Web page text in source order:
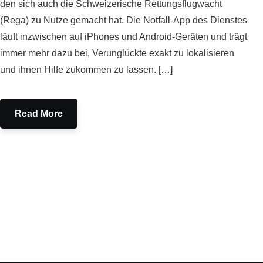
den sich auch die Schweizerische Rettungsflugwacht
(Rega) zu Nutze gemacht hat. Die Notfall-App des Dienstes
läuft inzwischen auf iPhones und Android-Geräten und trägt
immer mehr dazu bei, Verunglückte exakt zu lokalisieren
und ihnen Hilfe zukommen zu lassen. […]
Read More